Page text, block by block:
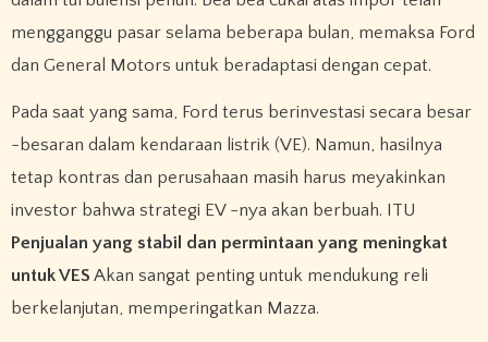
mengganggu pasar selama beberapa bulan, memaksa Ford
dan General Motors untuk beradaptasi dengan cepat.
Pada saat yang sama, Ford terus berinvestasi secara besar
-besaran dalam kendaraan listrik (VE). Namun, hasilnya
tetap kontras dan perusahaan masih harus meyakinkan
investor bahwa strategi EV -nya akan berbuah. ITU
Penjualan yang stabil dan permintaan yang meningkat
untuk VES Akan sangat penting untuk mendukung reli
berkelanjutan, memperingatkan Mazza.